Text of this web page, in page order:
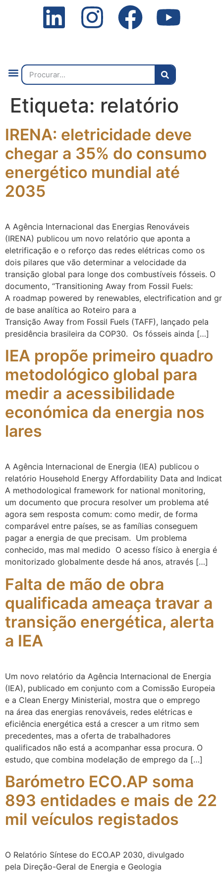
Etiqueta: relatório
IRENA: eletricidade deve
chegar a 35% do consumo
energético mundial até
2035
A Agência Internacional das Energias Renováveis
(IRENA) publicou um novo relatório que aponta a
eletrificação e o reforço das redes elétricas como os
dois pilares que vão determinar a velocidade da
transição global para longe dos combustíveis fósseis. O
documento, “Transitioning Away from Fossil Fuels:
A roadmap powered by renewables, electrification and
de base analítica ao Roteiro para a
Transição Away from Fossil Fuels (TAFF), lançado pela
presidência brasileira da COP30. Os fósseis ainda […]
IEA propõe primeiro quadro
metodológico global para
medir a acessibilidade
económica da energia nos
lares
A Agência Internacional de Energia (IEA) publicou o
relatório Household Energy Affordability Data and
A methodological framework for national monitoring,
um documento que procura resolver um problema até
agora sem resposta comum: como medir, de forma
comparável entre países, se as famílias conseguem
pagar a energia de que precisam. Um problema
conhecido, mas mal medido O acesso físico à energia é
monitorizado globalmente desde há anos, através […]
Falta de mão de obra
qualificada ameaça travar a
transição energética, alerta
a IEA
Um novo relatório da Agência Internacional de Energia
(IEA), publicado em conjunto com a Comissão Europeia
e a Clean Energy Ministerial, mostra que o emprego
na área das energias renováveis, redes elétricas e
eficiência energética está a crescer a um ritmo sem
precedentes, mas a oferta de trabalhadores
qualificados não está a acompanhar essa procura. O
estudo, que combina modelação de emprego da […]
Barómetro ECO.AP soma
893 entidades e mais de 22
mil veículos registados
O Relatório Síntese do ECO.AP 2030, divulgado
pela Direção-Geral de Energia e Geologia